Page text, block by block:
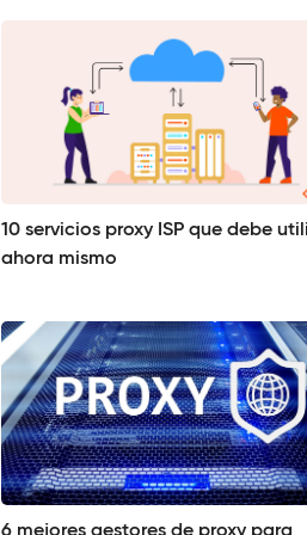
10 servicios proxy ISP que debe
ahora mismo